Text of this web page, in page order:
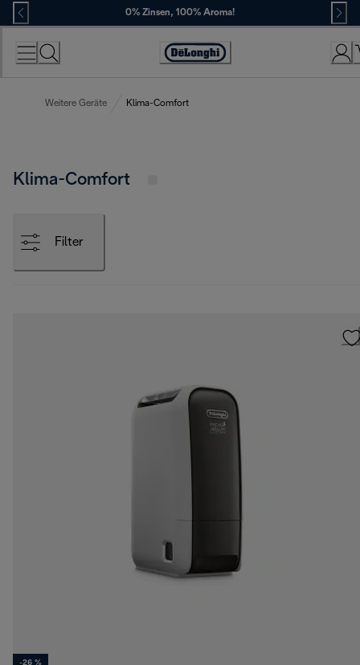
Skip
to
Content
0% Zinsen, 100% Aroma!
Erklärung
Zugänglichkeit
Weitere Geräte Klima-Comfort
Klima-Comfort
Filter
-26 %